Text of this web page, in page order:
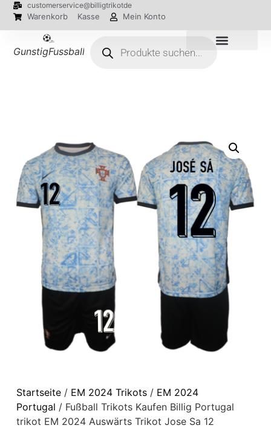
customerservice@billigtrikotde
Warenkorb Kasse Mein Konto
GunstigFussballTrikot
Startseite/ EM 2024 Trikots/ EM 2024
Portugal / Fußball Trikots Kaufen Billig Portugal
trikot EM 2024 Auswärts Trikot Jose Sa 12